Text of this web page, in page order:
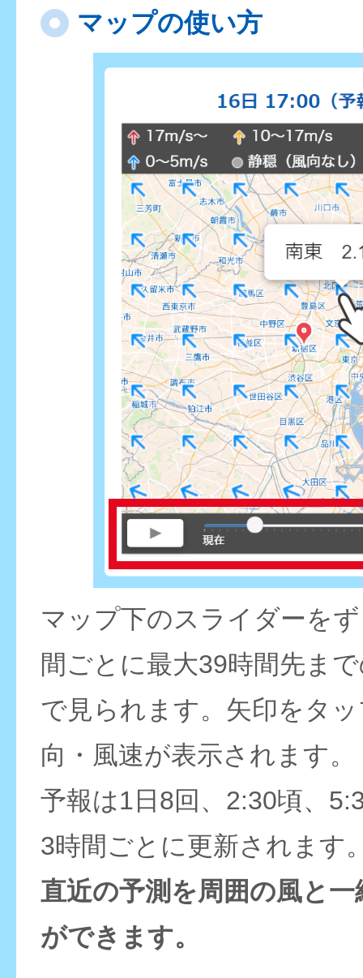
マップの使い方
マップ下のスライダーを
間ごとに最大39時間先ま
で見られます。矢印をタ
向・風速が表示されます。
予報は1日8回、2:30頃、
3時間ごとに更新されます
直近の予測を周囲の風と
ができます。